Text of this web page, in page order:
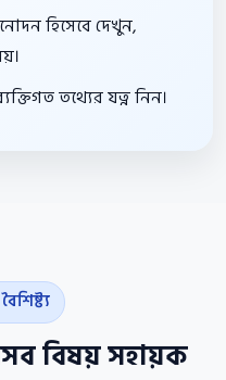
হিসেবে দেখুন,
তথ্যের যত্ন নিন।
বিষয় সহায়ক